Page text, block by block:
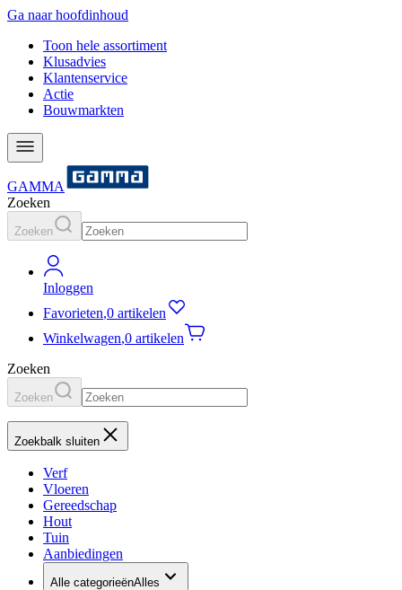
Ga naar hoofdinhoud
Toon hele assortiment
Klusadvies
Klantenservice
Actie
Bouwmarkten
GAMMA
Zoeken
Zoeken
Inloggen
Favorieten,0 artikelen
Winkelwagen,0 artikelen
Zoeken
Zoeken
Zoekbalk sluiten
Verf
Vloeren
Gereedschap
Hout
Tuin
Aanbiedingen
Alle categorieënAlles